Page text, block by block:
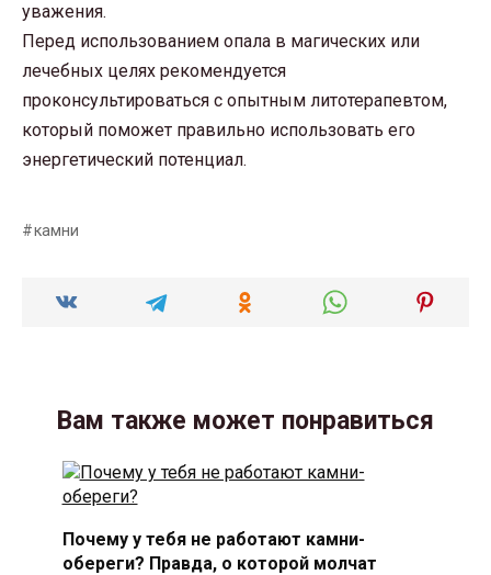
уважения.
Перед использованием опала в магических или
лечебных целях рекомендуется
проконсультироваться с опытным литотерапевтом,
который поможет правильно использовать его
энергетический потенциал.
камни
Вам также может понравиться
Почему у тебя не работают камни-
обереги? Правда, о которой молчат